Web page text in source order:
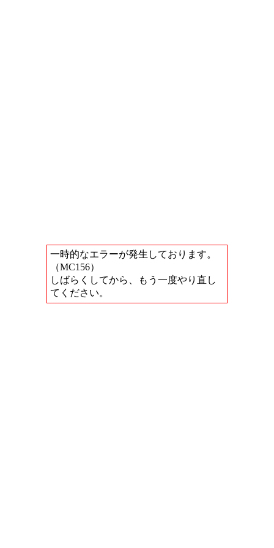
一時的なエラーが発生しております。
（MC156）
しばらくしてから、もう一度やり直し
てください。